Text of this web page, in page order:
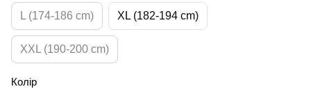
L (174-186 cm) XL (182-194 cm)
XXL (190-200 cm)
Колір